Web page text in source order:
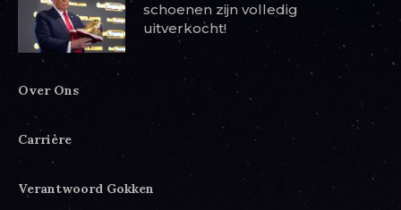
schoenen zijn volledig
uitverkocht!
Over Ons
Carrière
Verantwoord Gokken